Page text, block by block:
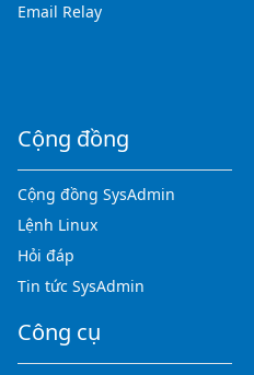
Email Relay
Cộng đồng
Cộng đồng SysAdmin
Lệnh Linux
Hỏi đáp
Tin tức SysAdmin
Công cụ